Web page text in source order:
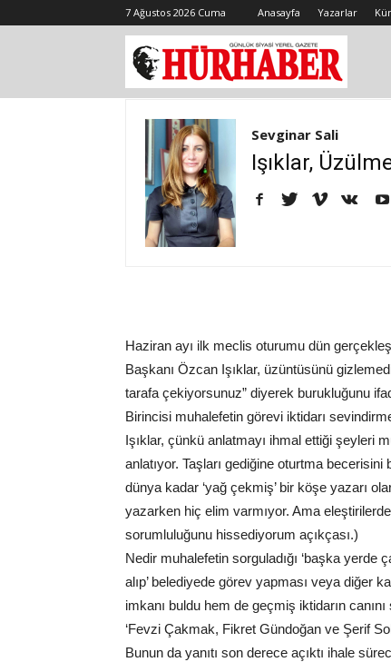
7 Ağustos 2026 Cuma Anasayfa Yazarlar
Sevginar Sali
Işıklar,
Haziran ayı ilk meclis oturumu dün
Başkanı Özcan Işıklar, üzüntüsünü
tarafa çekiyorsunuz” diyerek burukluğunu
Birincisi muhalefetin görevi iktidarı
Işıklar, çünkü anlatmayı ihmal ettiği şeyleri
anlatıyor. Taşları gediğine oturtma
dünya kadar ‘yağ çekmiş’ bir köşe yazarı
yazarken hiç elim varmıyor. Ama
sorumluluğunu hissediyorum açıkçası.)
Nedir muhalefetin sorguladığı ‘başka yerde
alıp’ belediyede görev yapması veya diğer
imkanı buldu hem de geçmiş iktidarın canını
‘Fevzi Çakmak, Fikret Gündoğan ve Şerif
Bunun da yanıtı son derece açıktı ihale